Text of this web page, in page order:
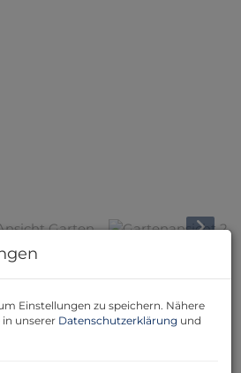
dem Verkauf diesesca. 85m2
Einstellungen zu speichern. Nähere
unserer Datenschutzerklärung und